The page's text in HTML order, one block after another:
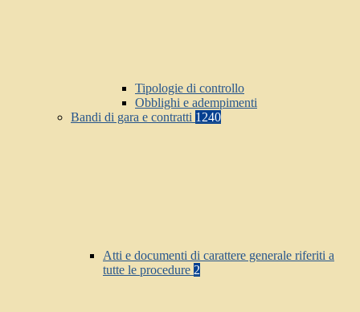
Tipologie di controllo
Obblighi e adempimenti
Bandi di gara e contratti 1240
Atti e documenti di carattere generale riferiti a
tutte le procedure 2